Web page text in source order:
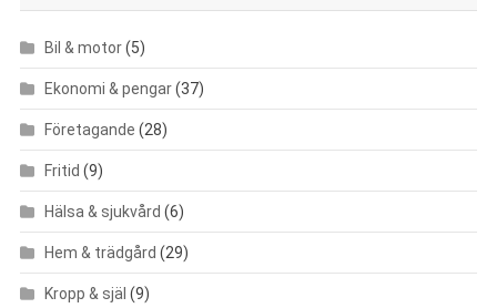
Bil & motor(5)
Ekonomi & pengar(37)
Företagande (28)
Fritid (9)
Hälsa & sjukvård (6)
Hem & trädgård (29)
Kropp & själ (9)